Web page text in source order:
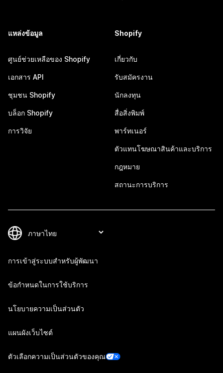
แหล่งข้อมูล
ศูนย์ช่วยเหลือของ Shopify
เอกสาร API
ชุมชน Shopify
บล็อก Shopify
การวิจัย
Shopify
เกี่ยวกับ
รับสมัครงาน
นักลงทุน
สื่อสิ่งพิมพ์
พาร์ทเนอร์
ตัวแทนโฆษณาสินค้าและบริการ
กฎหมาย
สถานะการบริการ
การเข้าสู่ระบบสำหรับผู้พัฒนา
ข้อกำหนดในการใช้บริการ
นโยบายความเป็นส่วนตัว
แผนผังเว็บไซต์
ตัวเลือกความเป็นส่วนตัวของคุณ